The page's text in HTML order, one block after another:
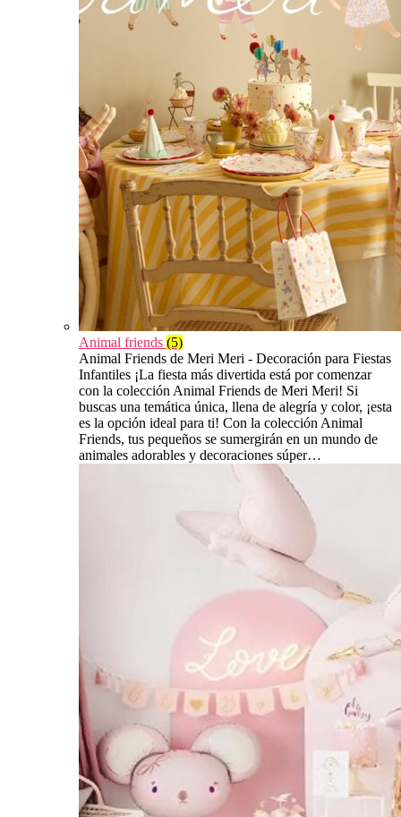
Animal friends (5)
Animal Friends de Meri Meri - Decoración para Fiestas
Infantiles ¡La fiesta más divertida está por comenzar
con la colección Animal Friends de Meri Meri! Si
buscas una temática única, llena de alegría y color, ¡esta
es la opción ideal para ti! Con la colección Animal
Friends, tus pequeños se sumergirán en un mundo de
animales adorables y decoraciones súper…